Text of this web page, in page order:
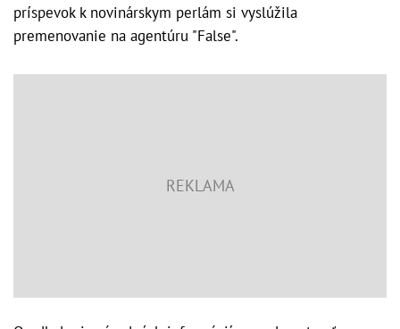
príspevok k novinárskym perlám si vyslúžila
premenovanie na agentúru "False".